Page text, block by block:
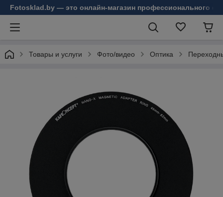
Fotosklad.by — это онлайн-магазин профессионального
Товары и услуги Фото/видео Оптика